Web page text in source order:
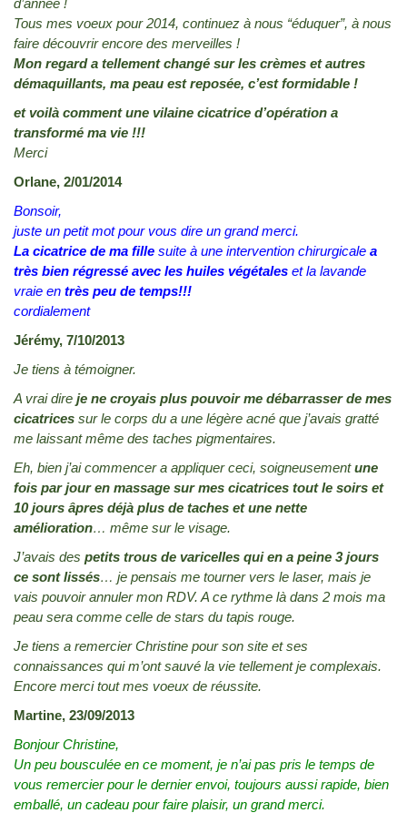
Tous mes voeux pour 2014, continuez à nous “éduquer”, à nous
faire découvrir encore des merveilles !
Mon regard a tellement changé sur les crèmes et autres
démaquillants, ma peau est reposée, c’est formidable !
et voilà comment une vilaine cicatrice d’opération a
transformé ma vie !!!
Merci
Orlane, 2/01/2014
Bonsoir,
juste un petit mot pour vous dire un grand merci.
La cicatrice de ma fille suite à une intervention chirurgicale a
très bien régressé avec les huiles végétales et la lavande
vraie en très peu de temps!!!
cordialement
Jérémy, 7/10/2013
Je tiens à témoigner.
A vrai dire je ne croyais plus pouvoir me débarrasser de mes
cicatrices sur le corps du a une légère acné que j’avais gratté
me laissant même des taches pigmentaires.
Eh, bien j’ai commencer a appliquer ceci, soigneusementune
fois par jour en massage sur mes cicatrices tout le soirs et
10 jours âpres déjà plus de taches et une nette
amélioration… même sur le visage.
J’avais des petits trous de varicelles qui en a peine 3 jours
ce sont lissés… je pensais me tourner vers le laser, mais je
vais pouvoir annuler mon RDV. A ce rythme là dans 2 mois ma
peau sera comme celle de stars du tapis rouge.
Je tiens a remercier Christine pour son site et ses
connaissances qui m’ont sauvé la vie tellement je complexais.
Encore merci tout mes voeux de réussite.
Martine, 23/09/2013
Bonjour Christine,
Un peu bousculée en ce moment, je n’ai pas pris le temps de
vous remercier pour le dernier envoi, toujours aussi rapide, bien
emballé, un cadeau pour faire plaisir, un grand merci.